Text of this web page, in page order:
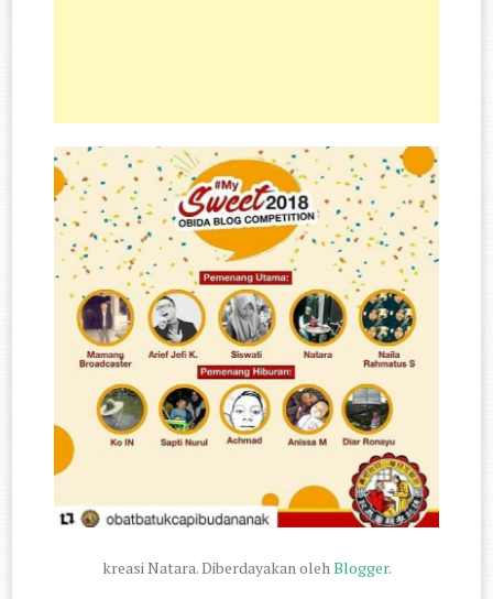
kreasi Natara. Diberdayakan oleh Blogger.